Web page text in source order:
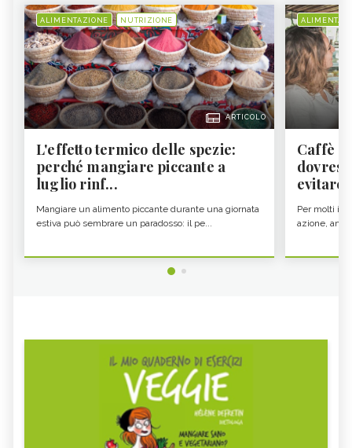
ALIMENTAZIONE NUTRIZIONE
ARTICOLO
L'effetto termico delle spezie:
perché mangiare piccante a
luglio rinf...
Mangiare un alimento piccante durante una giornata
estiva può sembrare un paradosso: il pe...
Caffè
evitare
Per molti il
azione,